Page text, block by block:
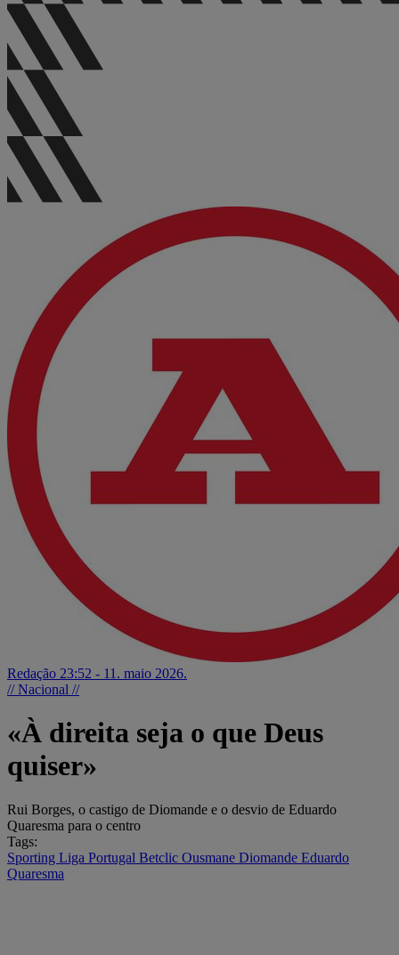
Redação 23:52 - 11. maio 2026.
// Nacional //
«À direita seja o que Deus
quiser»
Rui Borges, o castigo de Diomande e o desvio de Eduardo
Quaresma para o centro
Tags:
Sporting Liga Portugal Betclic Ousmane Diomande Eduardo
Quaresma